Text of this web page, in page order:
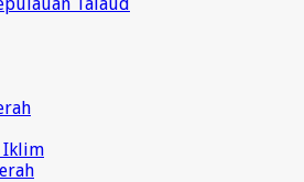
Iklim